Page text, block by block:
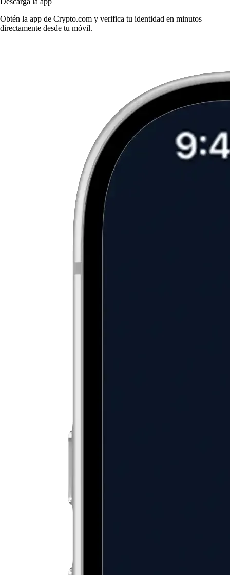
Obtén la app de Crypto.com y verifica tu identidad en minutos
directamente desde tu móvil.